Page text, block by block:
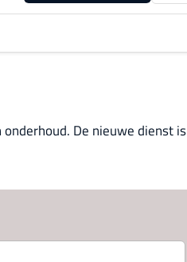
De nieuwe dienst is